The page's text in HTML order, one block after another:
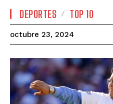
DEPORTES TOP 10
octubre 23, 2024